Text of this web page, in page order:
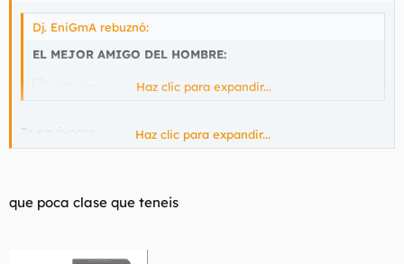
Dj. EniGmA rebuznó:
EL MEJOR AMIGO DEL HOMBRE:
Haz clic para expandir...
Te equivocas Haz clic para expandir...
que poca clase que teneis